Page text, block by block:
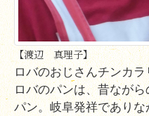
【渡辺 真理子】
ロバのおじさんチンカ
ロバのパンは、昔なが
パン。岐阜発祥でありな